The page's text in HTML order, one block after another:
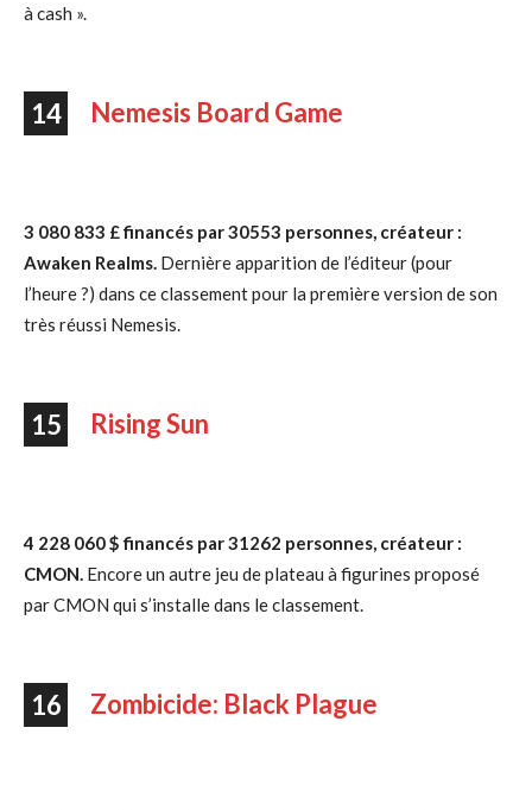
à cash ».
14 Nemesis Board Game
3 080 833 £ financés par 30553 personnes, créateur :
Awaken Realms. Dernière apparition de l’éditeur (pour
l’heure ?) dans ce classement pour la première version de son
très réussi Nemesis.
15 Rising Sun
4 228 060 $ financés par 31262 personnes, créateur :
CMON. Encore un autre jeu de plateau à figurines proposé
par CMON qui s’installe dans le classement.
16 Zombicide: Black Plague